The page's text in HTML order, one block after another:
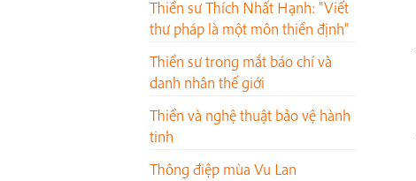
Thiền sư Thích Nhất Hạnh: "Viết
thư pháp là một môn thiền định"
Thiền sư trong mắt báo chí và
danh nhân thế giới
Thiền và nghệ thuật bảo vệ hành
tinh
Thông điệp mùa Vu Lan